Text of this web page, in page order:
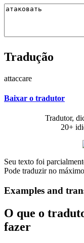
Tradução
attaccare
Baixar o tradutor
Tradutor,
20+
Seu texto foi
Pode traduzir no máximo
Examples and
O que o
fazer